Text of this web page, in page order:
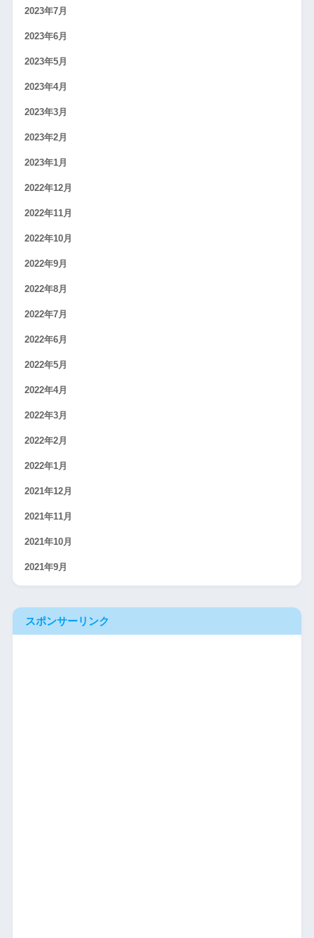
2023年7月
2023年6月
2023年5月
2023年4月
2023年3月
2023年2月
2023年1月
2022年12月
2022年11月
2022年10月
2022年9月
2022年8月
2022年7月
2022年6月
2022年5月
2022年4月
2022年3月
2022年2月
2022年1月
2021年12月
2021年11月
2021年10月
2021年9月
スポンサーリンク